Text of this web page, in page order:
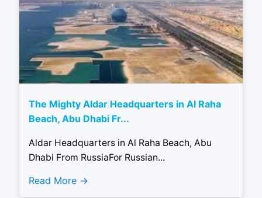
The Mighty Aldar Headquarters in Al Raha
Beach, Abu Dhabi Fr...
Aldar Headquarters in Al Raha Beach, Abu
Dhabi From RussiaFor Russian...
Read More